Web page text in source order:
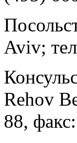
Aviv;
Rehov
88,